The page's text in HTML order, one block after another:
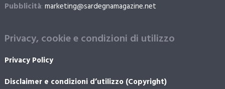
Pubblicità: marketing@sardegnamagazine.net
Privacy, cookie e condizioni di utilizzo
Privacy Policy
Disclaimer e condizioni d’utilizzo (Copyright)